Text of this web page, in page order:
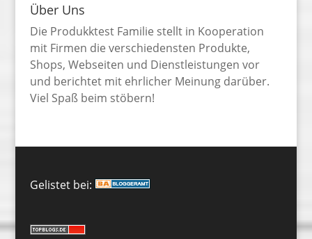
Über Uns
Die Produkktest Familie stellt in Kooperation
mit Firmen die verschiedensten Produkte,
Shops, Webseiten und Dienstleistungen vor
und berichtet mit ehrlicher Meinung darüber.
Viel Spaß beim stöbern!
Gelistet bei: